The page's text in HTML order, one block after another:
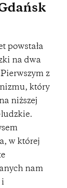
powstała
na dwa
z
który
niższej
ludzkie.
w której
nam
i